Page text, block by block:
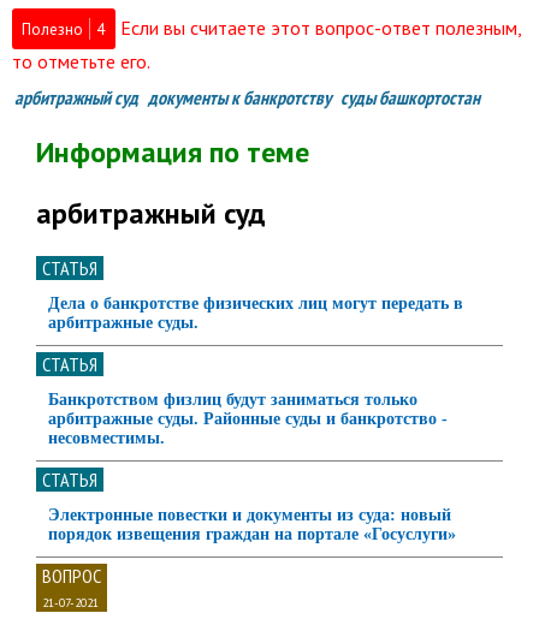
Полезно 4
Если вы считаете этот вопрос-ответ полезным,
то отметьте его.
арбитражный суд документы к банкротству суды башкортостан
Информация по теме
арбитражный суд
СТАТЬЯ
Дела о банкротстве физических лиц могут передать в
арбитражные суды.
СТАТЬЯ
Банкротством физлиц будут заниматься только
арбитражные суды. Районные суды и банкротство -
несовместимы.
СТАТЬЯ
Электронные повестки и документы из суда: новый
порядок извещения граждан на портале «Госуслуги»
ВОПРОС
21-07-2021